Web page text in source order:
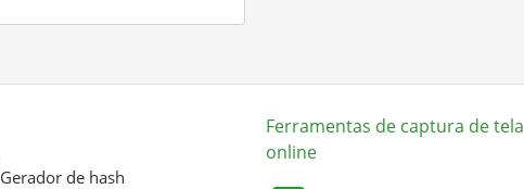
Gerador de hash
Ferramentas de captura de tela
online